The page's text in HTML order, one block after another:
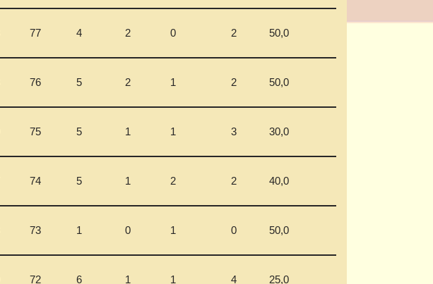
77 4 2 0 2 50,0
76 5 2 1 2 50,0
75 5 1 1 3 30,0
74 5 1 2 2 40,0
73 1 0 1 0 50,0
72 6 1 1 4 25,0